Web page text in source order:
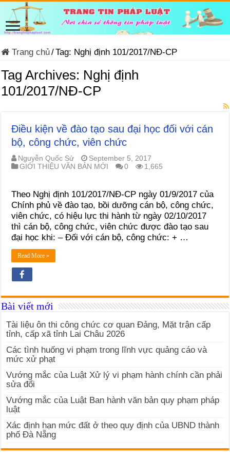
Trang chủ/Tag: Nghị định 101/2017/NĐ-CP
Tag Archives: Nghị định
101/2017/NĐ-CP
Điều kiện về đào tạo sau đại học đối với cán
bộ, công chức, viên chức
Nguyễn Quốc Sử
September 5, 2017
GIỚI THIỆU VĂN BẢN MỚI
0 1,665
Theo Nghị định 101/2017/NĐ-CP ngày 01/9/2017 của
Chính phủ về đào tạo, bồi dưỡng cán bộ, công chức,
viên chức, có hiệu lực thi hành từ ngày 02/10/2017
thì cán bộ, công chức, viên chức được đào tạo sau
đại học khi: – Đối với cán bộ, công chức: + …
Read More »
Bài viết mới
Tài liệu ôn thi công chức cơ quan Đảng, Mặt trận cấp
tỉnh, cấp xã tỉnh Lai Châu 2026
Các tình huống vi phạm trong lĩnh vực quảng cáo và
mức xử phạt
Vướng mắc của Luật Xử lý vi phạm hành chính cần phải
sửa đổi
Vướng mắc của Luật Ban hành văn bản quy phạm pháp
luật
Xác định hạn mức đất ở theo quy định của UBND thành
phố Đà Nẵng